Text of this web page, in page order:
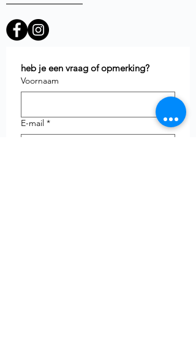
heb je een vraag of opmerking?
Voornaam
E-mail *